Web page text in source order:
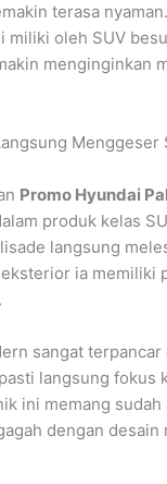
terasa
miliki oleh SUV
menginginkan
Menggeser
Promo Hyundai
produk kelas
langsung
ia memiliki
sangat
langsung fokus
ini memang
dengan